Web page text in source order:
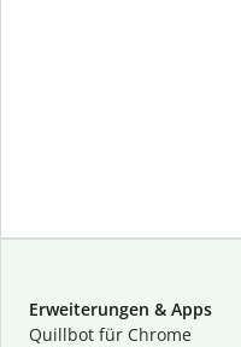
Erweiterungen & Apps
Quillbot für Chrome